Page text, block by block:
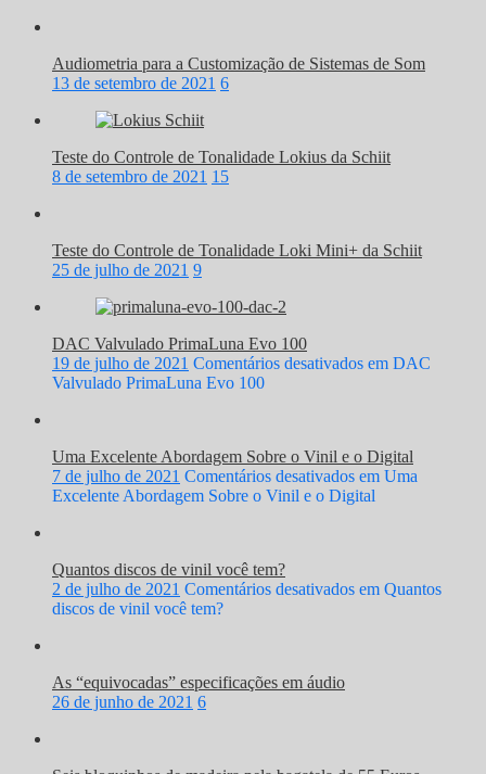
Audiometria para a Customização de Sistemas de Som
13 de setembro de 2021 6
Teste do Controle de Tonalidade Lokius da Schiit
8 de setembro de 2021 15
Teste do Controle de Tonalidade Loki Mini+ da Schiit
25 de julho de 2021 9
DAC Valvulado PrimaLuna Evo 100
19 de julho de 2021 Comentários desativados em DAC
Valvulado PrimaLuna Evo 100
Uma Excelente Abordagem Sobre o Vinil e o Digital
7 de julho de 2021 Comentários desativados em Uma
Excelente Abordagem Sobre o Vinil e o Digital
Quantos discos de vinil você tem?
2 de julho de 2021 Comentários desativados em Quantos
discos de vinil você tem?
As “equivocadas” especificações em áudio
26 de junho de 2021 6